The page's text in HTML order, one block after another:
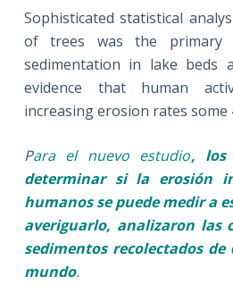
Sophisticated statistical
of trees was the primary
sedimentation in lake
evidence that human
increasing erosion rates some
Para el nuevo estudio, los
determinar si la erosión
humanos se puede medir a
averiguarlo, analizaron las
sedimentos recolectados de
mundo.